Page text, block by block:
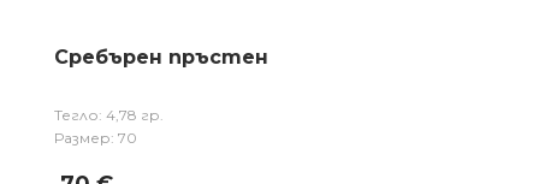
Сребърен пръстен
Тегло: 4,78 гр.
Размер: 70